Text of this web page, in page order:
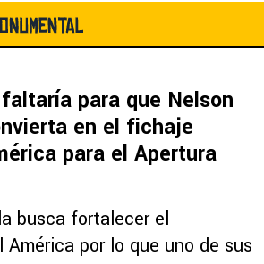
para que Nelson
en el fichaje
para el Apertura
busca fortalecer el
América por lo que uno de sus